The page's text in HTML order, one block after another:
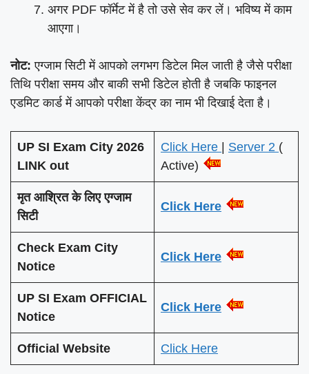
अगर PDF फॉर्मेट में है तो उसे सेव कर लें। भविष्य में काम
आएगा।
नोट: एग्जाम सिटी में आपको लगभग डिटेल मिल जाती है जैसे परीक्षा
तिथि परीक्षा समय और बाकी सभी डिटेल होती है जबकि फाइनल
एडमिट कार्ड में आपको परीक्षा केंद्र का नाम भी दिखाई देता है।
UP SI Exam City 2026
LINK out
Click Here Server 2 (
Active)
मृत आश्रित के लिए एग्जाम
सिटी
Click Here
Check Exam City
Notice
Click Here
UP SI Exam OFFICIAL
Notice
Click Here
Official Website Click Here